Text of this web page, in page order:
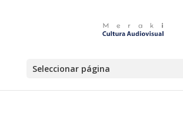
Seleccionar página